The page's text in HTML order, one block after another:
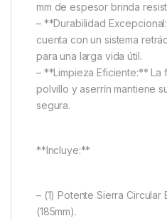
mm de espesor brinda
– **Durabilidad
cuenta con un sistema
para una larga vida útil.
– **Limpieza Eficiente:**
polvillo y aserrín mantiene
segura.
**Incluye:**
– (1) Potente Sierra Circular
(185mm).